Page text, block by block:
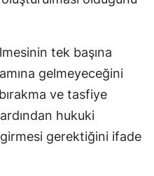
tek başına
gelmeyeceğini
ve tasfiye
hukuki
gerektiğini ifade